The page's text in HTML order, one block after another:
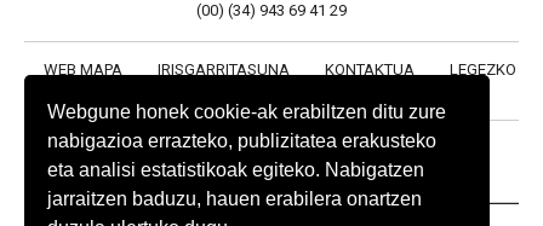
Webgune honek cookie-ak erabiltzen ditu zure
nabigazioa errazteko, publizitatea erakusteko
eta analisi estatistikoak egiteko. Nabigatzen
jarraitzen baduzu, hauen erabilera onartzen
(00) (34) 943 69 41 29
WEB MAPA IRISGARRITASUNA KONTAKTUA
LEGEZKO